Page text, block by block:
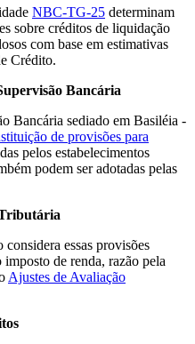
NBC-TG-25 determinam
sobre créditos de liquidação
com base em estimativas
Crédito.
Bancária
Bancária sediado em Basiléia -
de provisões para
pelos estabelecimentos
podem ser adotadas pelas
essas provisões
de renda, razão pela
Ajustes de Avaliação